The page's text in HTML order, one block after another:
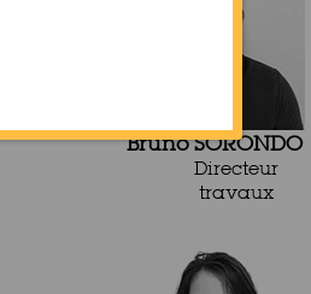
Bruno SORONDO
Directeur
travaux